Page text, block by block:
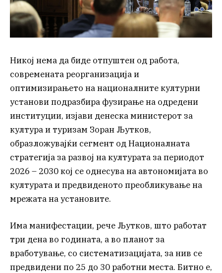
Никој нема да биде отпуштен од работа,
современата реорганизација и
оптимизирањето на националните културни
установи подразбира фузирање на одредени
институции, изјави денеска министерот за
култура и туризам Зоран Љутков,
образложувајќи сегмент од Националната
стратегија за развој на културата за периодот
2026 – 2030 кој се однесува на автономијата во
културата и предвиденото преобликување на
мрежата на установите.
Има манифестации, рече Љутков, што работат
три дена во годината, а во планот за
вработување, со систематизацијата, за нив се
предвидени по 25 до 30 работни места. Битно е,